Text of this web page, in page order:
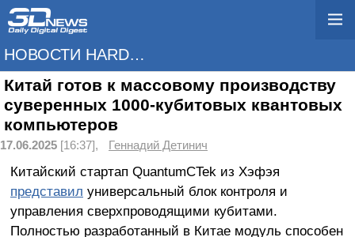
НОВОСТИ HARDWARE
Китай готов к массовому производству
суверенных 1000-кубитовых квантовых
компьютеров
17.06.2025 [16:37], Геннадий Детинич
Китайский стартап QuantumCTek из Хэфэя
представил универсальный блок контроля и
управления сверхпроводящими кубитами.
Полностью разработанный в Китае модуль способен